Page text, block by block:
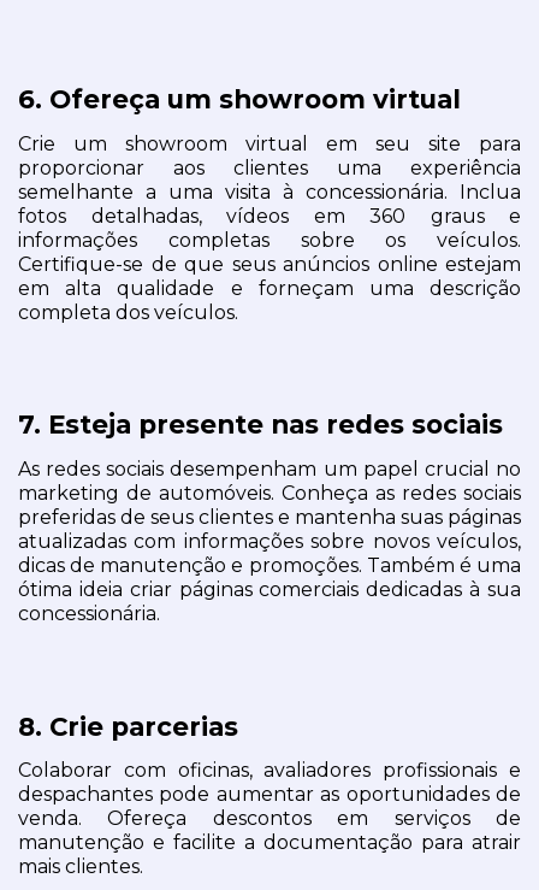
6. Ofereça um showroom virtual
Crie um showroom virtual em seu site para
proporcionar aos clientes uma experiência
semelhante a uma visita à concessionária. Inclua
fotos detalhadas, vídeos em 360 graus e
informações completas sobre os veículos.
Certifique-se de que seus anúncios online estejam
em alta qualidade e forneçam uma descrição
completa dos veículos.
7. Esteja presente nas redes sociais
As redes sociais desempenham um papel crucial no
marketing de automóveis. Conheça as redes sociais
preferidas de seus clientes e mantenha suas páginas
atualizadas com informações sobre novos veículos,
dicas de manutenção e promoções. Também é uma
ótima ideia criar páginas comerciais dedicadas à sua
concessionária.
8. Crie parcerias
Colaborar com oficinas, avaliadores profissionais e
despachantes pode aumentar as oportunidades de
venda. Ofereça descontos em serviços de
manutenção e facilite a documentação para atrair
mais clientes.